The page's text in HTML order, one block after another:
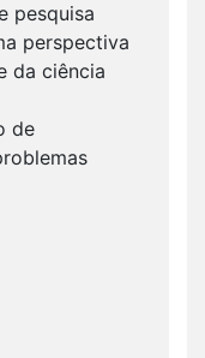
pesquisa
perspectiva
da ciência
de